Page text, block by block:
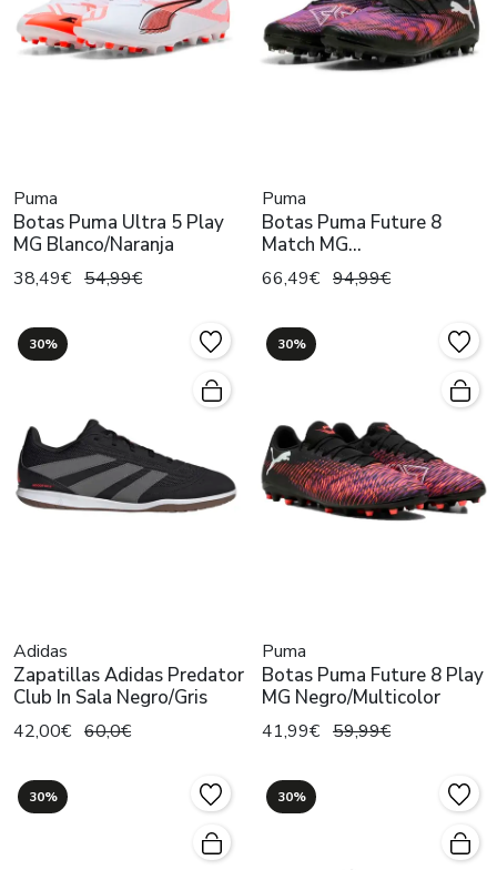
Puma
Botas Puma Ultra 5 Play
MG Blanco/Naranja
38,49€ 54,99€
Puma
Botas Puma Future 8
Match MG
Negro/Multicolor
66,49€ 94,99€
30%
Adidas
Zapatillas Adidas Predator
Club In Sala Negro/Gris
42,00€ 60,0€
30%
Puma
Botas Puma Future 8 Play
MG Negro/Multicolor
41,99€ 59,99€
30% 30%